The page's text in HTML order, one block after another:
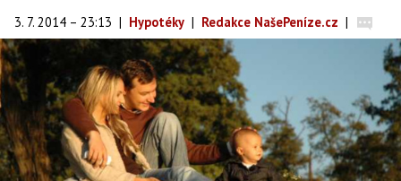
3. 7. 2014 – 23:13 | Hypotéky | Redakce NašePeníze.cz |